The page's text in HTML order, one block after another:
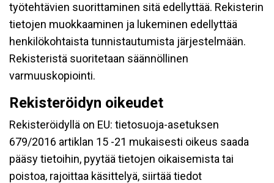
työtehtävien suorittaminen sitä edellyttää. Rekisterin
tietojen muokkaaminen ja lukeminen edellyttää
henkilökohtaista tunnistautumista järjestelmään.
Rekisteristä suoritetaan säännöllinen
varmuuskopiointi.
Rekisteröidyn oikeudet
Rekisteröidyllä on EU: tietosuoja-asetuksen
679/2016 artiklan 15 -21 mukaisesti oikeus saada
pääsy tietoihin, pyytää tietojen oikaisemista tai
poistoa, rajoittaa käsittelyä, siirtää tiedot